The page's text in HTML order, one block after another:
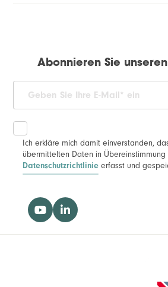
Abonnieren Sie
Ich erkläre mich damit einverstanden,
übermittelten Daten in
Datenschutzrichtlinie erfasst und